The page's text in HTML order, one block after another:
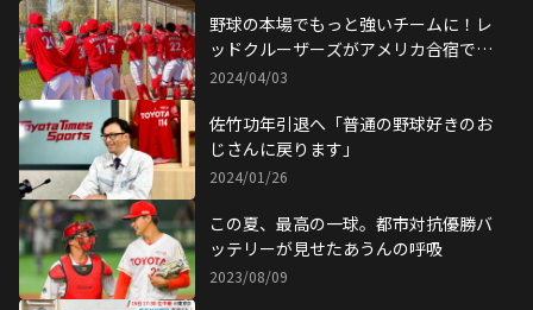
野球の本場でもっと強いチームに！レ
ッドクルーザーズがアメリカ合宿で得
た収穫
2024/04/03
佐竹功年引退へ「普通の野球好きのお
じさんに戻ります」
2024/01/26
この夏、最高の一球。都市対抗優勝バ
ッテリーが見せたあうんの呼吸
2023/08/09